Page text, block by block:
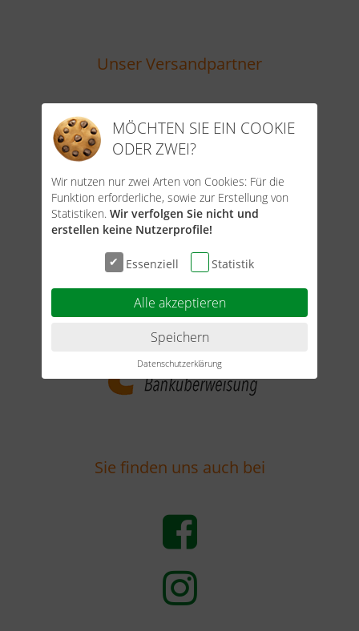
Unser Versandpartner
Unsere Zahlungsarten
Sie finden uns auch bei
MÖCHTEN SIE EIN COOKIE
ODER ZWEI?
Wir nutzen nur zwei Arten von Cookies: Für die
Funktion erforderliche, sowie zur Erstellung von
Statistiken. Wir verfolgen Sie nicht und
erstellen keine Nutzerprofile!
Essenziell Statistik
Alle akzeptieren
Speichern
Datenschutzerklärung